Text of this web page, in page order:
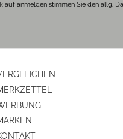
auf anmelden stimmen Sie den allg.